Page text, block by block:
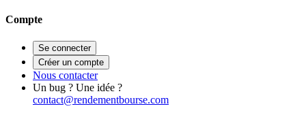
Compte
Se connecter
Créer un compte
Nous contacter
Un bug ? Une idée ?
contact@rendementbourse.com